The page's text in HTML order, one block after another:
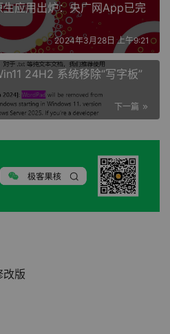
应用出炉：央广网App已完
2024年3月28日 上午9:21
24H2 系统移除“写字板”
下一篇
版